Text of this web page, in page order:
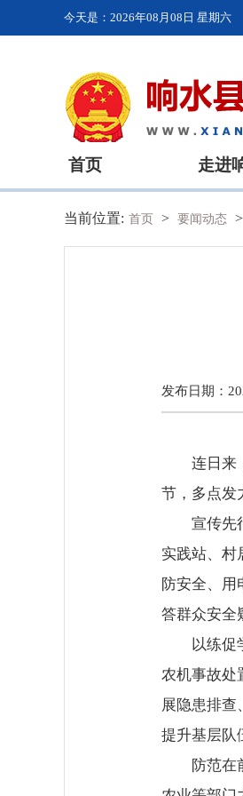
今天是： 2026年08月08日 星期六
首页 走进
当前位置: 首页 > 要闻动态 >
发布日期：
连日来
节，多点发
宣传先
实践站、村
防安全、用
答群众安全
以练促
农机事故处
展隐患排查
提升基层队
防范在